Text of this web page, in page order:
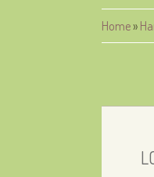
Home»